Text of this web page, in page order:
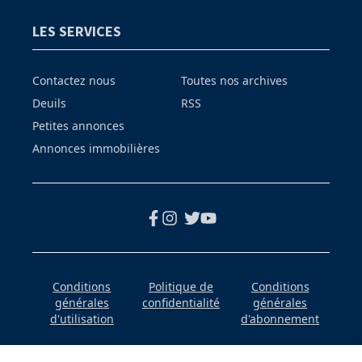
LES SERVICES
Contactez nous
Deuils
Petites annonces
Annonces immobilières
Toutes nos archives
RSS
Conditions
générales
d'utilisation
Politique de
confidentialité
Conditions
générales
d'abonnement